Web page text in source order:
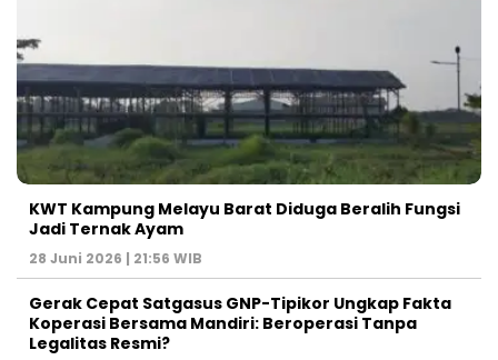
KWT Kampung Melayu Barat Diduga Beralih Fungsi
Jadi Ternak Ayam
28 Juni 2026 | 21:56 WIB
Gerak Cepat Satgasus GNP-Tipikor Ungkap Fakta
Koperasi Bersama Mandiri: Beroperasi Tanpa
Legalitas Resmi?